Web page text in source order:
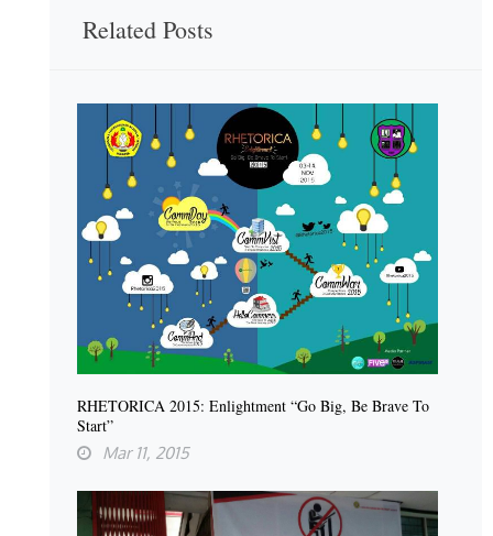
Related Posts
RHETORICA 2015: Enlightment “Go Big, Be Brave To
Start”
Mar 11, 2015